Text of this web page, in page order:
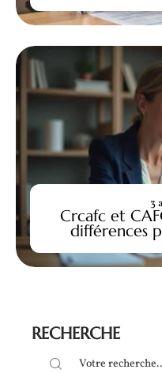
Crcafc et
différences
3
RECHERCHE